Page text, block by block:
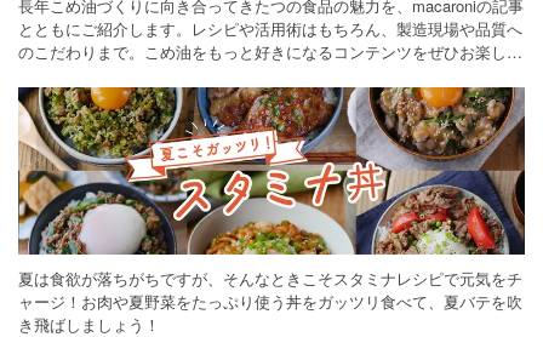
長年こめ油づくりに向き合ってきたつの食品の魅力を、macaroniの記事
とともにご紹介します。レシピや活用術はもちろん、製造現場や品質へ
のこだわりまで。こめ油をもっと好きになるコンテンツをぜひお楽しみ
夏は食欲が落ちがちですが、そんなときこそスタミナレシピで元気をチ
ャージ！お肉や夏野菜をたっぷり使う丼をガッツリ食べて、夏バテを吹
き飛ばしましょう！